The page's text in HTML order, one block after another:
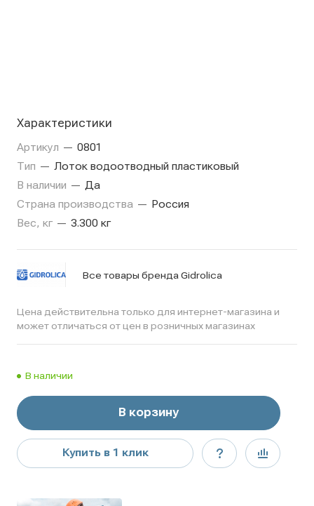
Характеристики
Артикул — 0801
Тип — Лоток водоотводный пластиковый
В наличии — Да
Страна производства — Россия
Вес, кг — 3.300 кг
Все товары бренда Gidrolica
Цена действительна только для интернет-магазина и
может отличаться от цен в розничных магазинах
В наличии
В корзину
Купить в 1 клик